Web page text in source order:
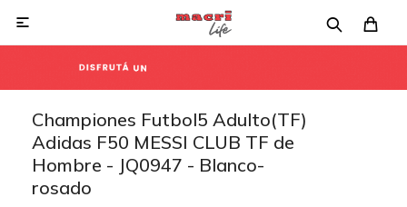

Championes Futbol5 Adulto(TF)
Adidas F50 MESSI CLUB TF de
Hombre - JQ0947 - Blanco-
rosado